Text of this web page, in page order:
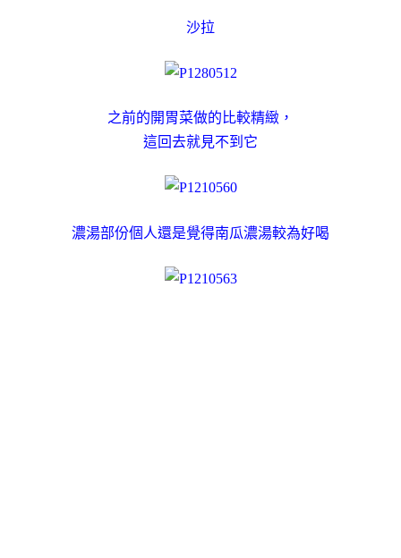
沙拉
之前的開胃菜做的比較精緻，
這回去就見不到它
濃湯部份個人還是覺得南瓜濃湯較為好喝